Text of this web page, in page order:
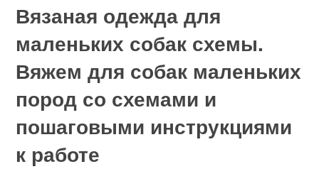
Вязаная одежда для
маленьких собак схемы.
Вяжем для собак маленьких
пород со схемами и
пошаговыми инструкциями
к работе